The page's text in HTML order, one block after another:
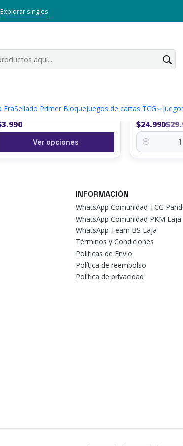
EraSellado Primer BloqueJuegos de cartas TCG
Explorar singles
LANZADORES DE DADOS - CONTADORES -
- ACCESORIOS TCG
CONTADOR DE VIDA TCG –
3.5 CM (COLORES
Ver opciones
LANZADOR
ESPINUDA
$24.990
Cantidad
INFORMACIÓN
WhatsApp Comunidad TCG
WhatsApp Comunidad PKM Laja
WhatsApp Team BS Laja
Términos y Condiciones
Politicas de Envío
Política de reembolso
Política de privacidad